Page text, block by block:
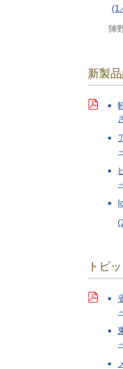
陣
新製
トピ